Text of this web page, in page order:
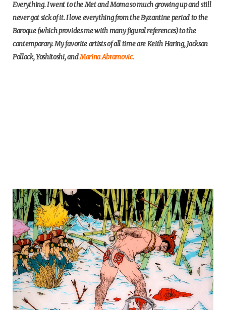
Everything. I went to the Met and Moma so much growing up and still
never got sick of it. I love everything from the Byzantine period to the
Baroque (which provides me with many figural references) to the
contemporary. My favorite artists of all time are Keith Haring, Jackson
Pollock, Yoshitoshi, andMarina Abramovic.